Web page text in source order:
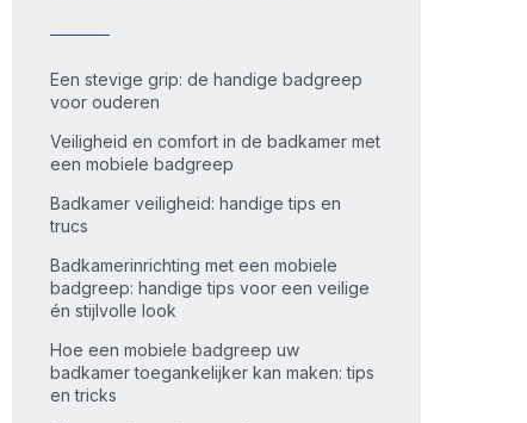
Een stevige grip: de handige badgreep
voor ouderen
Veiligheid en comfort in de badkamer met
een mobiele badgreep
Badkamer veiligheid: handige tips en
trucs
Badkamerinrichting met een mobiele
badgreep: handige tips voor een veilige
én stijlvolle look
Hoe een mobiele badgreep uw
badkamer toegankelijker kan maken: tips
en tricks